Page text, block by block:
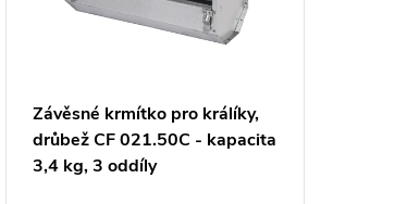
Závěsné krmítko pro králíky,
drůbež CF 021.50C - kapacita
3,4 kg, 3 oddíly